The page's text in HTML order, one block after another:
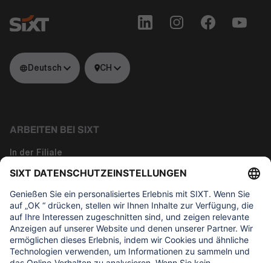
Deutsch CH
ARBEITEN BEI SIXT
In der Filiale
Tech
Corporate Functions
About us
WAS UNS WICHTIG IST